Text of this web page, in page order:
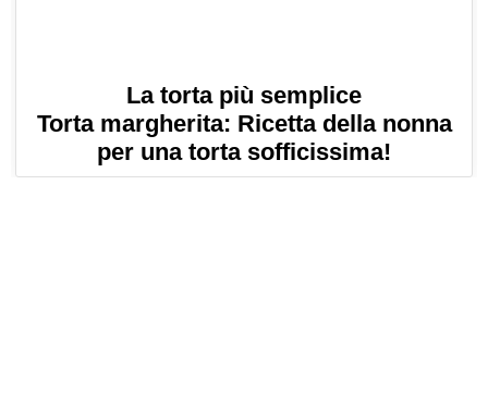
La torta più semplice
Torta margherita: Ricetta della nonna
per una torta sofficissima!